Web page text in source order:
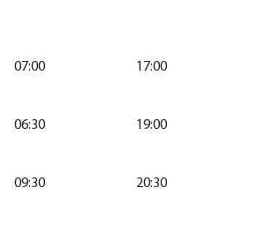
07:00 17:00
06:30 19:00
09:30 20:30